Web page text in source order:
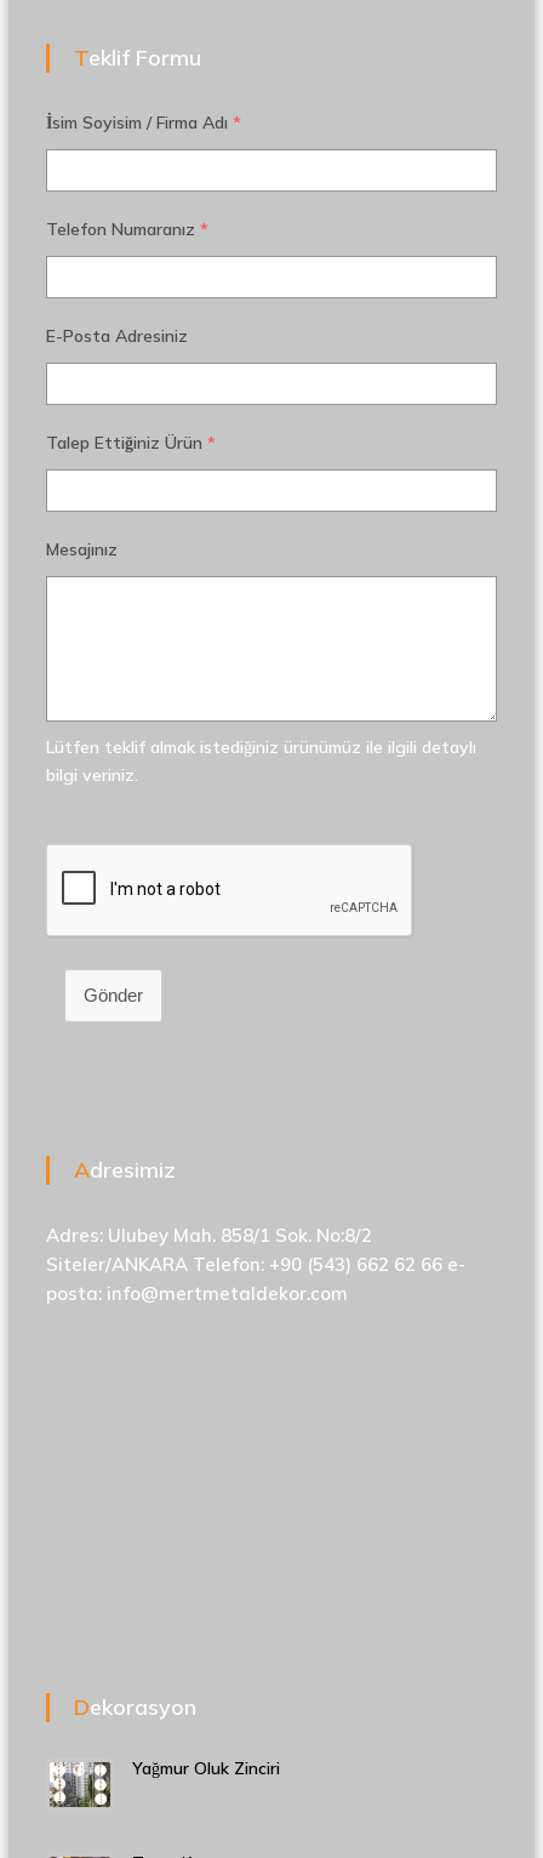
Teklif Formu
İsim Soyisim / Firma Adı *
Telefon Numaranız *
E-Posta Adresiniz
Talep Ettiğiniz Ürün *
Mesajınız
Lütfen teklif almak istediğiniz ürünümüz ile ilgili detaylı
bilgi veriniz.
Gönder
Adresimiz
Adres: Ulubey Mah. 858/1 Sok. No:8/2
Siteler/ANKARA Telefon: +90 (543) 662 62 66 e-
posta: info@mertmetaldekor.com
Dekorasyon
Yağmur Oluk Zinciri